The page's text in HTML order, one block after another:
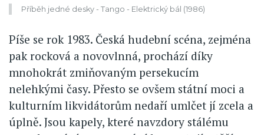
Příběh jedné desky - Tango - Elektrický bál (1986)
Píše se rok 1983. Česká hudební scéna, zejména
pak rocková a novovlnná, prochází díky
mnohokrát zmiňovaným persekucím
nelehkými časy. Přesto se ovšem státní moci a
kulturním likvidátorům nedaří umlčet jí zcela a
úplně. Jsou kapely, které navzdory stálému